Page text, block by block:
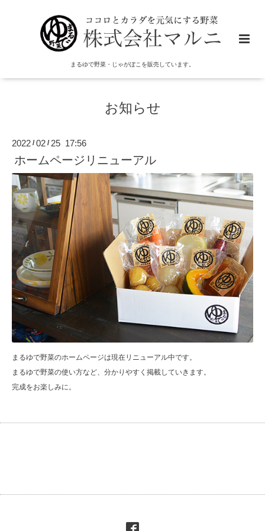
まるゆで野菜・じゃがぼこを販売しています。
お知らせ
2022 /02 / 25 17:56
ホームページリニューアル
まるゆで野菜のホームページは現在リニューアル中です。
まるゆで野菜の使い方など、分かりやすく掲載していきます。
完成をお楽しみに。